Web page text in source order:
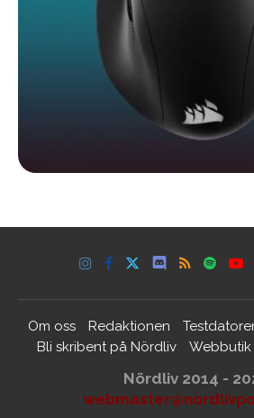
Om oss Redaktionen
Bli skribent på Nördliv
Webbutik
Nördliv 2014 -